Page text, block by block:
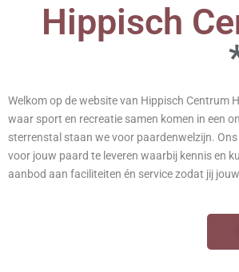
Hippisch
Welkom op de website van Hippisch Centrum
waar sport en recreatie samen komen in een
sterrenstal staan we voor paardenwelzijn.
voor jouw paard te leveren waarbij kennis en
aanbod aan faciliteiten én service zodat jij